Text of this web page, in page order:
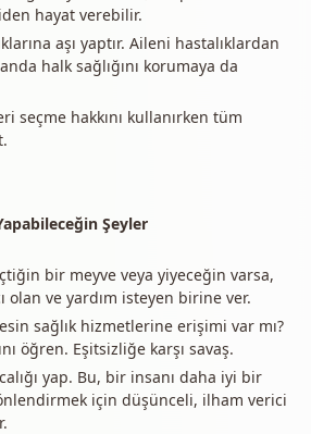
hayat verebilir.
aşı yaptır. Aileni hastalıklardan
halk sağlığını korumaya da
seçme hakkını kullanırken tüm
Şeyler
bir meyve veya yiyeceğin varsa,
olan ve yardım isteyen birine ver.
sağlık hizmetlerine erişimi var mı?
öğren. Eşitsizliğe karşı savaş.
yap. Bu, bir insanı daha iyi bir
için düşünceli, ilham verici